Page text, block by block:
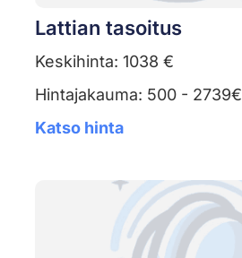
Lattian tasoitus
Keskihinta: 1038 €
Hintajakauma: 500 - 2739€
Katso hinta